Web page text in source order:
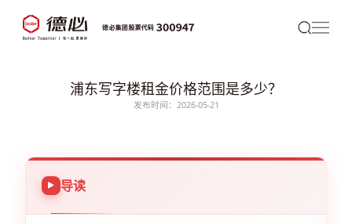
浦东写字楼租金价格范围是多少？
发布时间：2026-05-21
导读